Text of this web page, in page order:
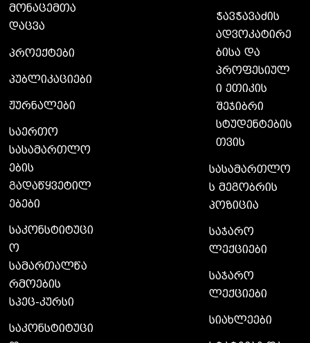
მონაცემთა
დაცვა
პროექტები
პუბლიკაციები
ჟურნალები
საერთო
სასამართლო
ების
გადაწყვეტილ
ებები
საკონსტიტუცი
ო
სამართალწა
რმოების
სპეც-კურსი
საკონსტიტუცი
ჭავჭავაძის
ადვოკატირე
ბისა და
პროფესიულ
ი ეთიკის
შეჯიბრი
სტუდენტების
თვის
სასამართლო
ს მეგობრის
პოზიცია
საჯარო
ლექციები
საჯარო
ლექციები
სიახლეები